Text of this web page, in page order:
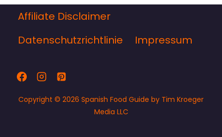
Affiliate Disclaimer
Datenschutzrichtlinie
Impressum
Copyright © 2026 Spanish Food Guide by Tim Kroeger
Media LLC